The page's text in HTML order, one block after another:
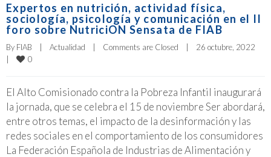
Expertos en nutrición, actividad física,
sociología, psicología y comunicación en el II
foro sobre NutriciON Sensata de FIAB
By FIAB | Actualidad | Comments are Closed |
|
0
El Alto Comisionado contra la Pobreza Infantil inaugurará
la jornada, que se celebra el 15 de noviembre Ser abordará,
entre otros temas, el impacto de la desinformación y las
redes sociales en el comportamiento de los consumidores
La Federación Española de Industrias de Alimentación y